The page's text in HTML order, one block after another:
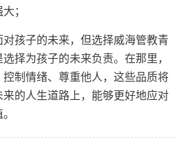
；
孩子的未来，但选择威海管教青
择为孩子的未来负责。在那里，
制情绪、尊重他人，这些品质将
的人生道路上，能够更好地应对